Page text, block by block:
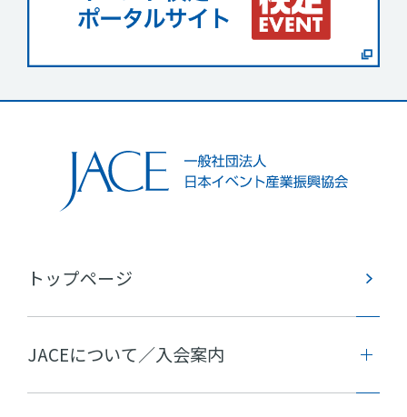
トップページ
JACEについて／入会案内